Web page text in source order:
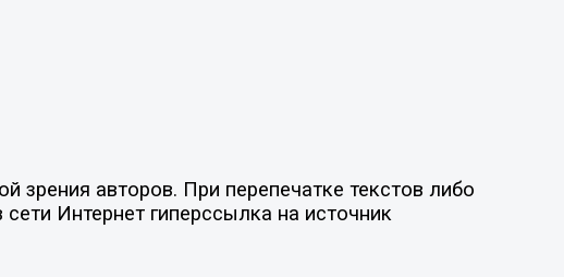
зрения авторов. При перепечатке текстов либо
Интернет гиперссылка на источник